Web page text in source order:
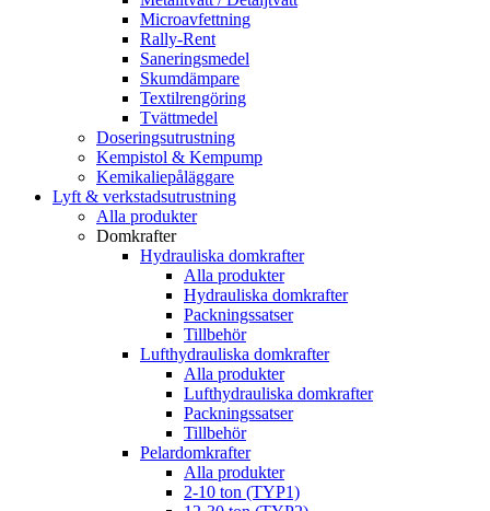
Microavfettning
Rally-Rent
Saneringsmedel
Skumdämpare
Textilrengöring
Tvättmedel
Doseringsutrustning
Kempistol & Kempump
Kemikaliepåläggare
Lyft & verkstadsutrustning
Alla produkter
Domkrafter
Hydrauliska domkrafter
Alla produkter
Hydrauliska domkrafter
Packningssatser
Tillbehör
Lufthydrauliska domkrafter
Alla produkter
Lufthydrauliska domkrafter
Packningssatser
Tillbehör
Pelardomkrafter
Alla produkter
2-10 ton (TYP1)